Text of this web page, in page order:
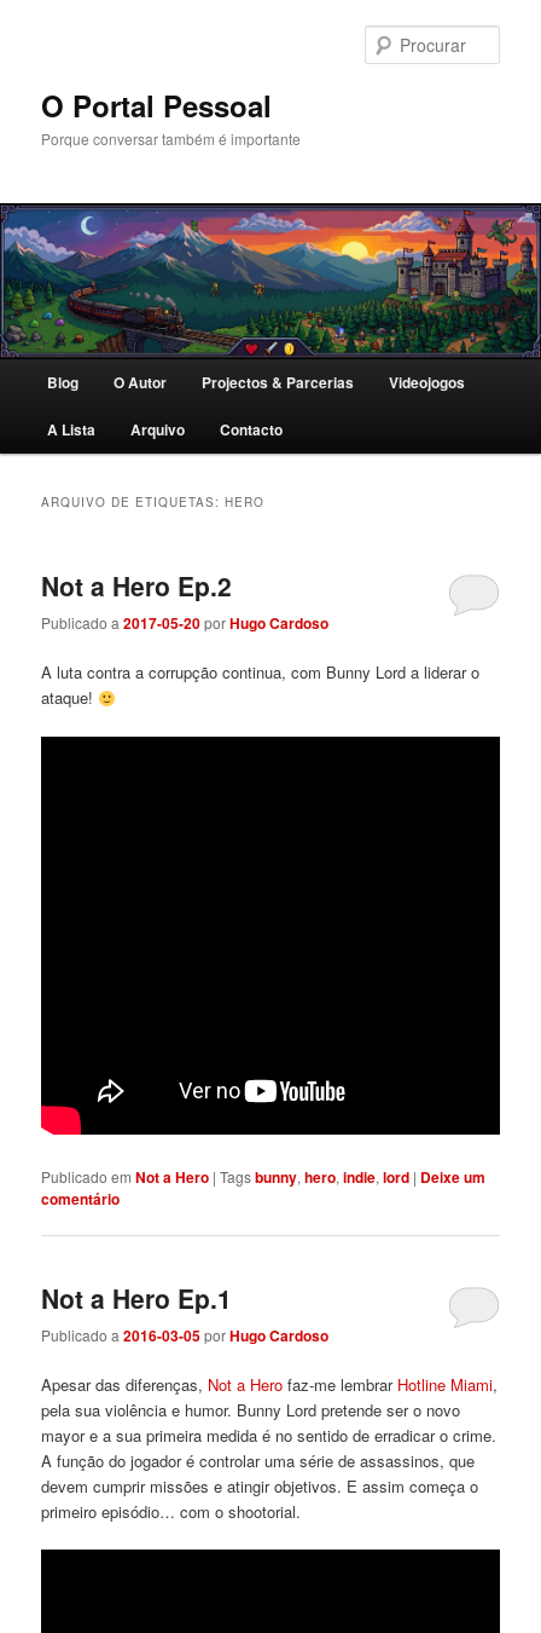
primário
secundárioO Portal Pessoal
Porque conversar também é importante
Blog O Autor Projectos & Parcerias Videojogos
A Lista Arquivo Contacto
ARQUIVO DE ETIQUETAS:HERO
Not a Hero Ep.2
Publicado a2017-05-20porHugo Cardoso
A luta contra a corrupção continua, com Bunny Lord a liderar o
ataque!
Publicado em Not a Hero |Tagsbunny,hero,indie,lord | Deixe um
comentário
Not a Hero Ep.1
Publicado a2016-03-05porHugo Cardoso
Apesar das diferenças, Not a Hero faz-me lembrar Hotline Miami,
pela sua violência e humor. Bunny Lord pretende ser o novo
mayor e a sua primeira medida é no sentido de erradicar o crime.
A função do jogador é controlar uma série de assassinos, que
devem cumprir missões e atingir objetivos. E assim começa o
primeiro episódio… com o shootorial.